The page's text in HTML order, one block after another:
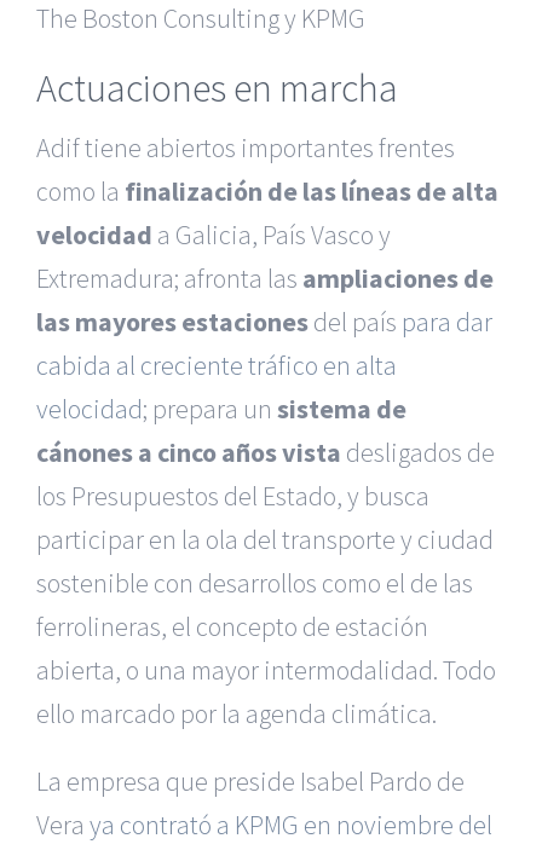
The Boston Consulting y KPMG
Actuaciones en marcha
Adif tiene abiertos importantes frentes
como la finalización de las líneas de alta
velocidad a Galicia, País Vasco y
Extremadura; afronta las ampliaciones de
las mayores estacionesdel país para dar
cabida al creciente tráfico en alta
velocidad; prepara un sistema de
cánones a cinco años vista desligados de
los Presupuestos del Estado, y busca
participar en la ola del transporte y ciudad
sostenible con desarrollos como el de las
ferrolineras, el concepto de estación
abierta, o una mayor intermodalidad. Todo
ello marcado por la agenda climática.
La empresa que preside Isabel Pardo de
Vera ya contrató a KPMG en noviembre del